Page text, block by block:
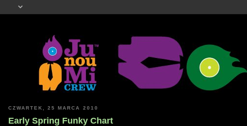
CZWARTEK, 25 MARCA 2010
Early Spring Funky Chart